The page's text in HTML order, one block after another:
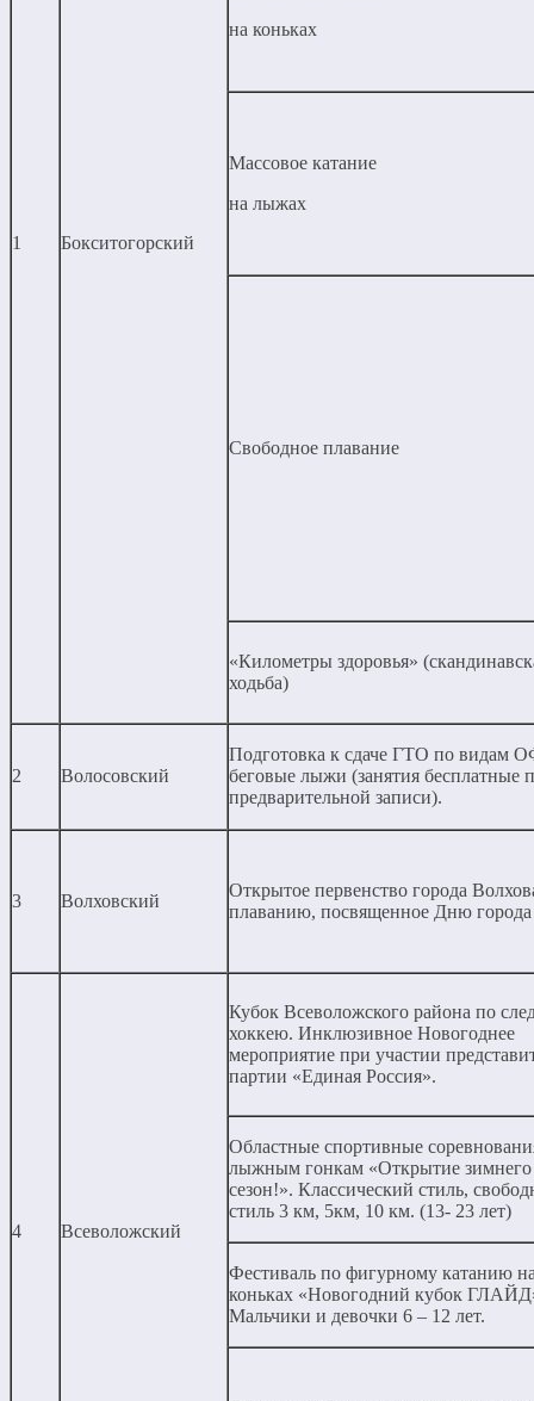
1 Бокситогорский
на коньках
Массовое катание
на лыжах
Свободное плавание
«Километры здоровья»
ходьба)
2 Волосовский
Подготовка к сдаче ГТО по видам
беговые лыжи (занятия бесплатные
предварительной записи).
3 Волховский
Открытое первенство города
плаванию, посвященное Дню города
4 Всеволожский
Кубок Всеволожского района по
хоккею. Инклюзивное Новогоднее
мероприятие при участии
партии «Единая Россия».
Областные спортивные
лыжным гонкам «Открытие зимнего
сезон!». Классический стиль,
стиль 3 км, 5км, 10 км. (13- 23 лет)
Фестиваль по фигурному катанию
коньках «Новогодний кубок
Мальчики и девочки 6 – 12 лет.